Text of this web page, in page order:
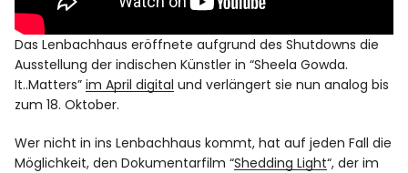
Das Lenbachhaus eröffnete aufgrund des Shutdowns die
Ausstellung der indischen Künstler in “Sheela Gowda.
It..Matters”im April digital und verlängert sie nun analog bis
zum 18. Oktober.
Wer nicht in ins Lenbachhaus kommt, hat auf jeden Fall die
Möglichkeit, den Dokumentarfilm “Shedding Light“, der im